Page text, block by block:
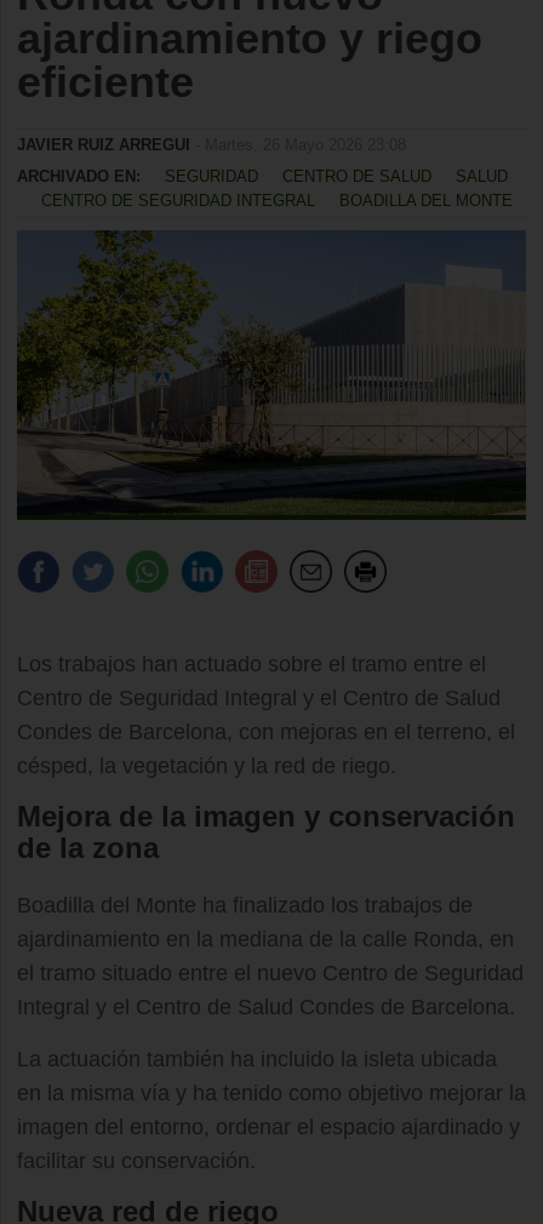
ajardinamiento y riego
eficiente
JAVIER RUIZ ARREGUI
ARCHIVADO EN:
SEGURIDAD CENTRO DE SALUD
SALUD
CENTRO DE SEGURIDAD INTEGRAL
BOADILLA DEL MONTE
Los trabajos han actuado sobre el tramo entre el
Centro de Seguridad Integral y el Centro de Salud
Condes de Barcelona, con mejoras en el terreno, el
césped, la vegetación y la red de riego.
Mejora de la imagen y conservación
de la zona
Boadilla del Monte ha finalizado los trabajos de
ajardinamiento en la mediana de la calle Ronda, en
el tramo situado entre el nuevo Centro de Seguridad
Integral y el Centro de Salud Condes de Barcelona.
La actuación también ha incluido la isleta ubicada
en la misma vía y ha tenido como objetivo mejorar la
imagen del entorno, ordenar el espacio ajardinado y
facilitar su conservación.
Nueva red de riego